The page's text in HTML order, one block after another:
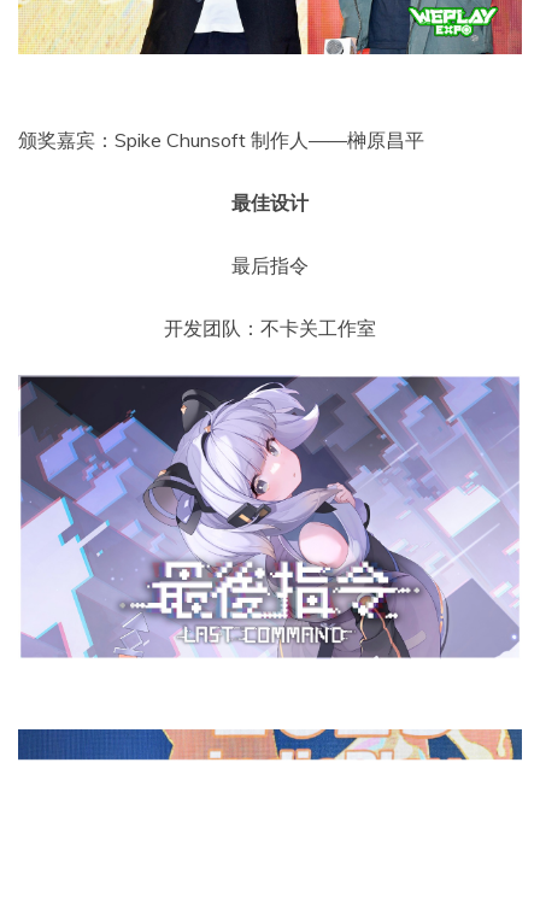
颁奖嘉宾：Spike Chunsoft 制作人——榊原昌平
最佳设计
最后指令
开发团队：不卡关工作室